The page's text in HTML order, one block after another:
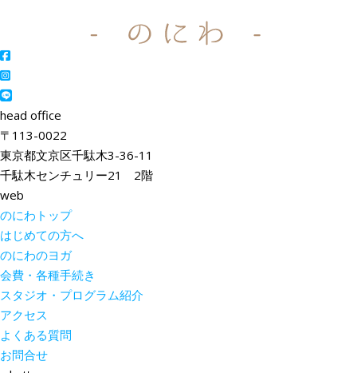
head office
〒113-0022
東京都文京区千駄木3-36-11
千駄木センチュリー21 2階
web
のにわトップ
はじめての方へ
のにわのヨガ
会費・各種手続き
スタジオ・プログラム紹介
アクセス
よくある質問
お問合せ